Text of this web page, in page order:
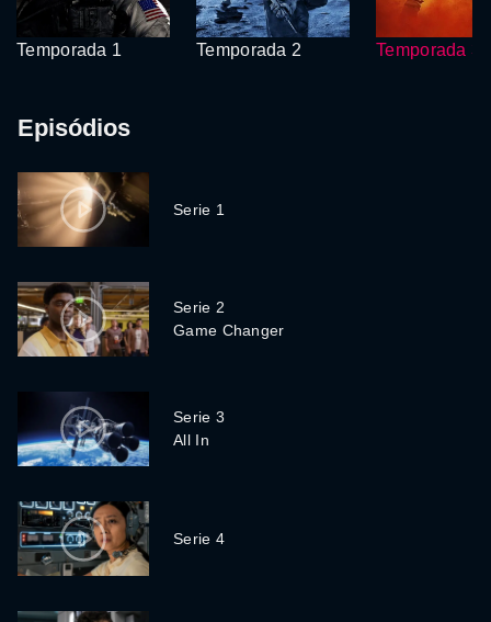
Temporada 1 Temporada 2 Temporada 3
Episódios
Serie 1
Serie 2
Game Changer
Serie 3
All In
Serie 4